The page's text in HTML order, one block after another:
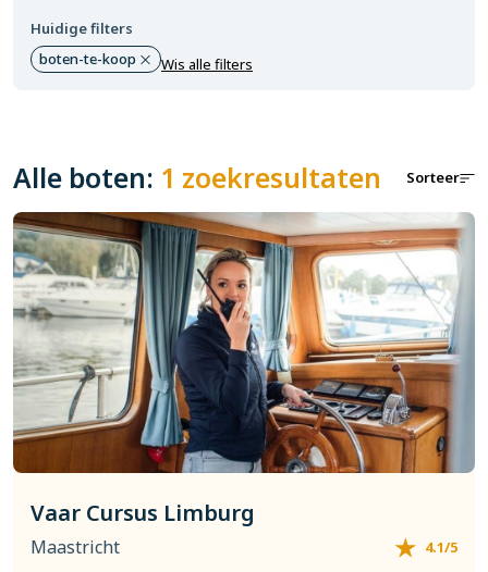
Huidige filters
boten-te-koop
Wis alle filters
Alle boten: 1 zoekresultaten Sorteer
Vaar Cursus Limburg
Maastricht 4.1/5